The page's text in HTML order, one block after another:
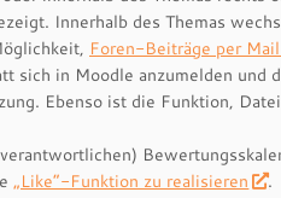
Innerhalb des Themas
Foren-Beiträge per
sich in Moodle anzumelden und
Ebenso ist die Funktion,
„Like“-Funktion zu realisieren .